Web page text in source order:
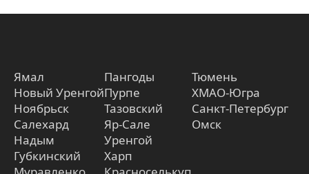
Ямал
Новый Уренгой
Ноябрьск
Салехард
Надым
Губкинский
Пангоды
Пурпе
Тазовский
Яр-Сале
Уренгой
Харп
Тюмень
ХМАО-Югра
Санкт-Петербург
Омск